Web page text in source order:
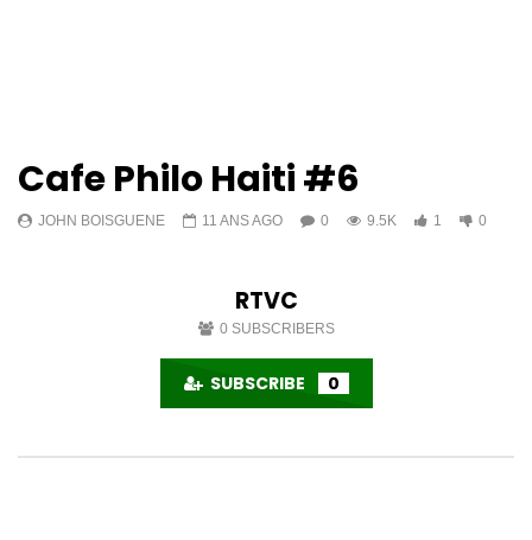
Cafe Philo Haiti #6
JOHN BOISGUENE 11 ANS AGO 0 9.5K 1 0
RTVC
0 SUBSCRIBERS
SUBSCRIBE 0